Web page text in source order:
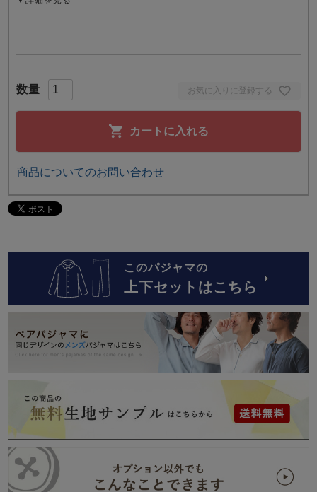
お気に入りに登録する
カートに入れる
商品についてのお問い合わせ
このパジャマの
上下セットはこちら